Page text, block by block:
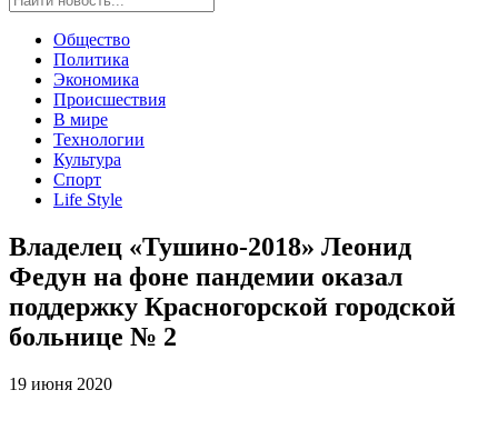
Общество
Политика
Экономика
Происшествия
В мире
Технологии
Культура
Спорт
Life Style
Владелец «Тушино-2018» Леонид
Федун на фоне пандемии оказал
поддержку Красногорской городской
больнице № 2
19 июня 2020